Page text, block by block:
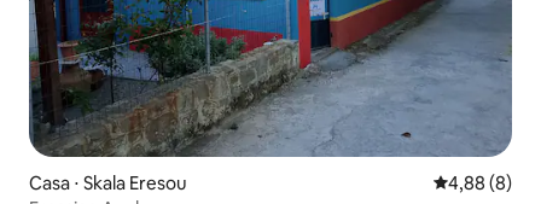
Casa ⋅ Skala Eresou 4,88 de uma
4,88 (8)